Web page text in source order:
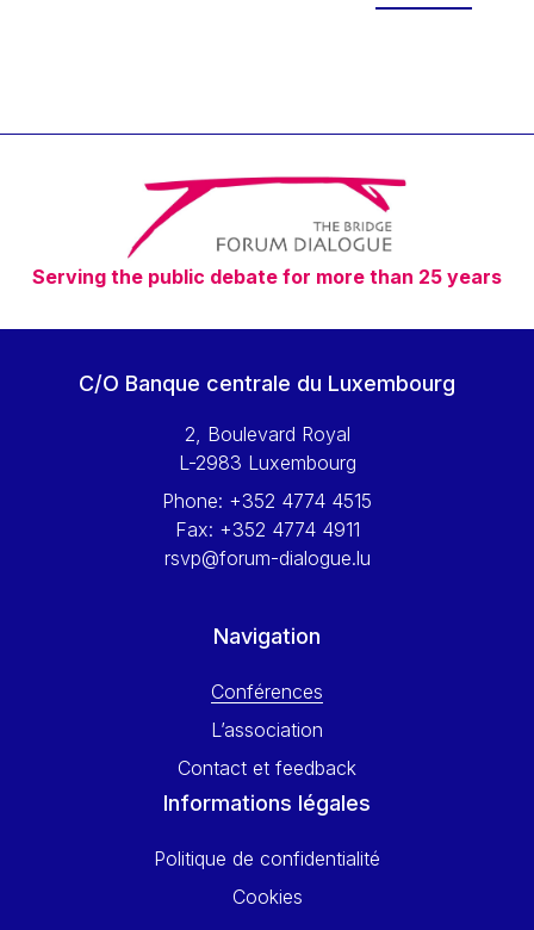
Timothy Radcliffe
Vaclav Klaus
Vassilios Skouris
Vítor Manuel da Silva Caldeira
Viviane Reding
Walter Hagg
Wolfgang Ketterle
Yossi Beillin
Yves FRANCHET
Serving the public debate for more than 25 years
C/O Banque centrale du Luxembourg
2, Boulevard Royal
L-2983 Luxembourg
Phone: +352 4774 4515
Fax: +352 4774 4911
rsvp@forum-dialogue.lu
Navigation
Conférences
L’association
Contact et feedback
Informations légales
Politique de confidentialité
Cookies